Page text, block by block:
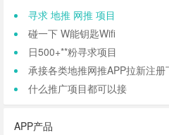
寻求 地推 网推 项目
碰一下 W能钥匙Wifi
日500+**粉寻求项目
承接各类地推网推APP拉新注
什么推广项目都可以接
APP产品